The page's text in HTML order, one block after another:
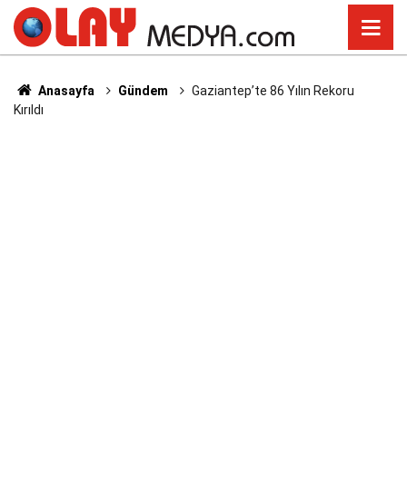
Anasayfa Gündem
Gaziantep’te 86 Yılın Rekoru
Kırıldı